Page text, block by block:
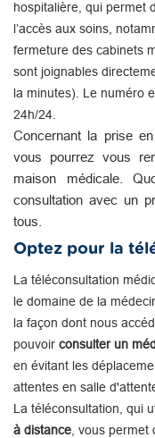
hospitalière, qui permet
l’accès aux soins,
fermeture des cabinets
sont joignables
la minutes). Le numéro
24h/24.
Concernant la prise
vous pourrez vous
maison médicale.
consultation avec un
tous.
Optez pour la
La téléconsultation
le domaine de la
la façon dont nous
pouvoir consulter un
en évitant les
attentes en salle
La téléconsultation, qui
à distance , vous